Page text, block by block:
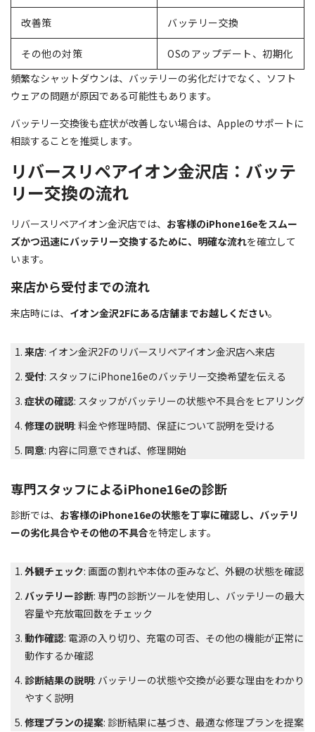
改善策 バッテリー交換
その他の対策
OSのアップデート、初期化
頻繁なシャットダウンは、バッテリーの劣化だけでなく、ソフト
ウェアの問題が原因である可能性もあります。
バッテリー交換後も症状が改善しない場合は、Appleのサポートに
相談することを推奨します。
リバースリペアイオン金沢店：バッテ
リー交換の流れ
リバースリペアイオン金沢店では、 お客様のiPhone16eをスムー
ズかつ迅速にバッテリー交換するために、明確な流れを確立して
います。
来店から受付までの流れ
来店時には、 イオン金沢2Fにある店舗までお越しください。
来店: イオン金沢2Fのリバースリペアイオン金沢店へ来店
受付: スタッフにiPhone16eのバッテリー交換希望を伝える
症状の確認: スタッフがバッテリーの状態や不具合をヒアリング
修理の説明: 料金や修理時間、保証について説明を受ける
同意: 内容に同意できれば、修理開始
専門スタッフによるiPhone16eの診断
診断では、 お客様のiPhone16eの状態を丁寧に確認し、バッテリ
ーの劣化具合やその他の不具合を特定します。
外観チェック: 画面の割れや本体の歪みなど、外観の状態を確認
バッテリー診断: 専門の診断ツールを使用し、バッテリーの最大
容量や充放電回数をチェック
動作確認: 電源の入り切り、充電の可否、その他の機能が正常に
動作するか確認
診断結果の説明: バッテリーの状態や交換が必要な理由をわかり
やすく説明
修理プランの提案: 診断結果に基づき、最適な修理プランを提案